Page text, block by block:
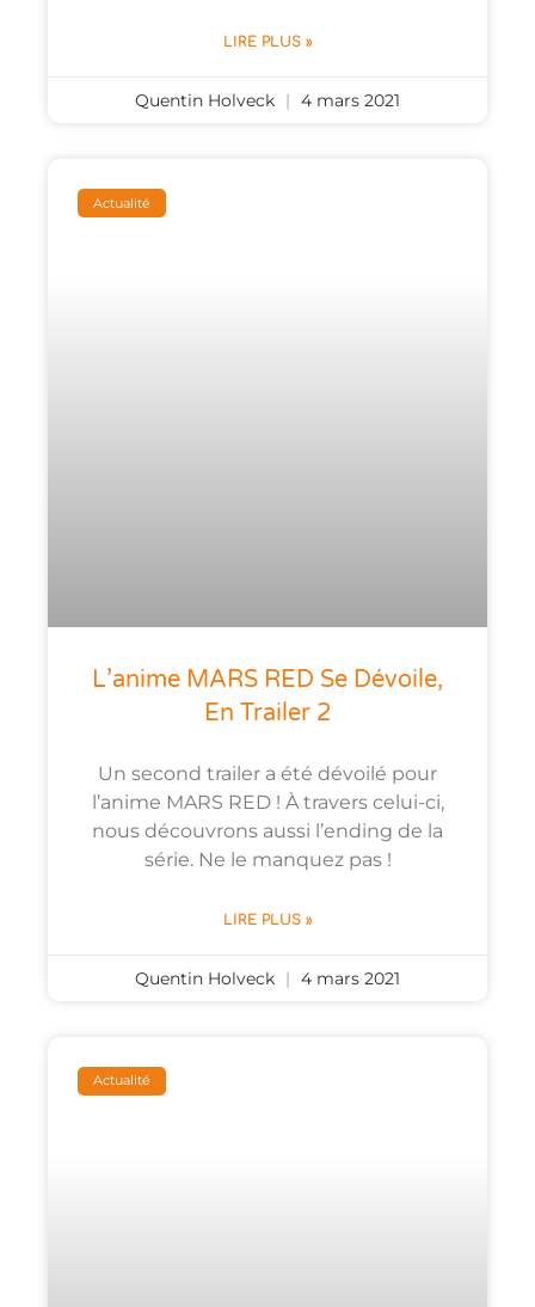
LIRE PLUS »
Quentin Holveck 4 mars 2021
Actualité
L’anime MARS RED Se Dévoile,
En Trailer 2
Un second trailer a été dévoilé pour
l’anime MARS RED ! À travers celui-ci,
nous découvrons aussi l’ending de la
série. Ne le manquez pas !
LIRE PLUS »
Quentin Holveck 4 mars 2021
Actualité